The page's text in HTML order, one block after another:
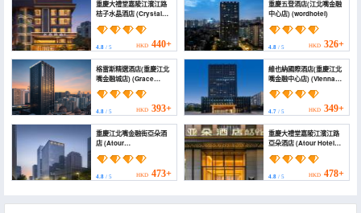
重慶大禮堂嘉陵江濱江路
桔子水晶酒店 (Crystal
People's Auditorium
Jialing River Binjiang
Road)
4.8 / 5 HKD 440+
重慶五登酒店(江北嘴金融
中心店) (wordhotel)
4.8/ 5 HKD 326+
格雷斯精選酒店(重慶江北
嘴金融城店) (Grace
Select Collection Hotel
(Chongqing Jiangbeizui
Financial City))
4.8 / 5 HKD 393+
維也納國際酒店(重慶江北
嘴金融中心店) (Vienna
International Hotel
(Chongqing Jiangbeizui
Financial Center))
4.7/ 5 HKD 349+
重慶江北嘴金融街亞朵酒
店 (Atour
Jiangbeizui of
4.8 / 5 HKD 473+
重慶大禮堂嘉陵江濱江路
亞朵酒店 (Atour Hotel
Auditorium & Jialing
River Binjiang Road)
4.8/ 5 HKD 478+